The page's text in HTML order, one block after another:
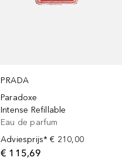
PRADA
Paradoxe
Intense Refillable
Eau de parfum
Adviesprijs* € 210,00
€ 115,69